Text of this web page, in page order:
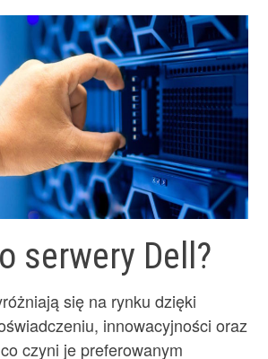
serwery Dell?
się na rynku dzięki
innowacyjności oraz
czyni je preferowanym